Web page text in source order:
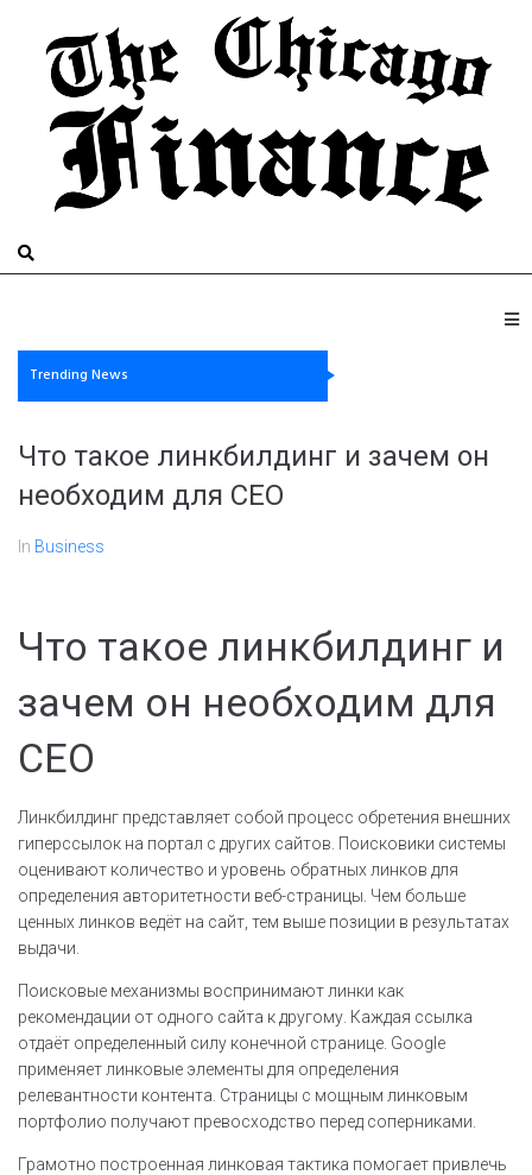
Trending News
Что такое линкбилдинг и зачем он
необходим для СЕО
In Business
Что такое линкбилдинг и
зачем он необходим для
СЕО
Линкбилдинг представляет собой процесс обретения внешних
гиперссылок на портал с других сайтов. Поисковики системы
оценивают количество и уровень обратных линков для
определения авторитетности веб-страницы. Чем больше
ценных линков ведёт на сайт, тем выше позиции в результатах
выдачи.
Поисковые механизмы воспринимают линки как
рекомендации от одного сайта к другому. Каждая ссылка
отдаёт определенный силу конечной странице. Google
применяет линковые элементы для определения
релевантности контента. Страницы с мощным линковым
портфолио получают превосходство перед соперниками.
Грамотно построенная линковая тактика помогает привлечь